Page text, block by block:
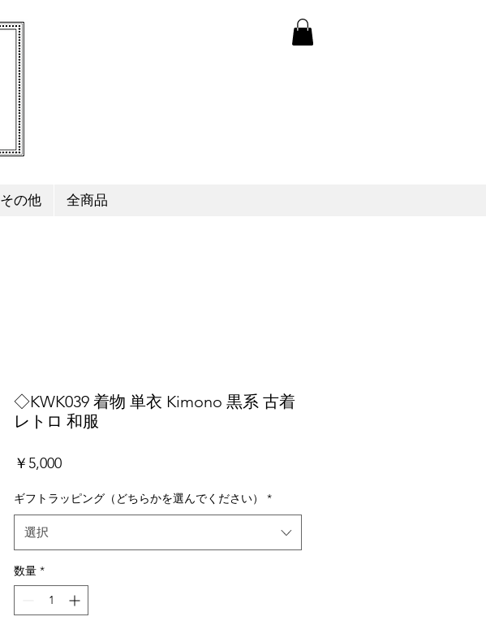
その他 全商品
◇KWK039 着物 単衣 Kimono 黒系 古着
レトロ 和服
￥5,000価
ギフトラッピング（どちらかを選んでください） *
選択
数量 *